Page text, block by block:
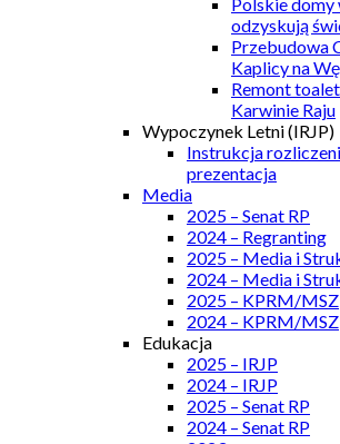
odzyskują
Przebudowa
Kaplicy na
Remont
Karwinie Raju
Wypoczynek Letni (IRJP)
Instrukcja
prezentacja
Media
2025 – Senat RP
2024 – Regranting
2025 – Media i
2024 – Media i
2025 – KPRM/MSZ
2024 – KPRM/MSZ
Edukacja
2025 – IRJP
2024 – IRJP
2025 – Senat RP
2024 – Senat RP